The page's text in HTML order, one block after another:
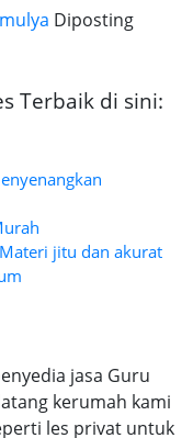
Diposting
Terbaik di sini:
jitu dan akurat
jasa Guru
kerumah kami
les privat untuk